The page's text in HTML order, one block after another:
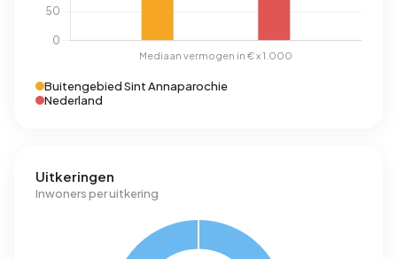
Buitengebied Sint Annaparochie
Nederland
Uitkeringen
Inwoners per uitkering